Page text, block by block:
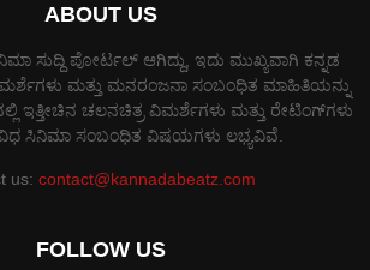
ABOUT US
ಸುದ್ದಿ ಪೋರ್ಟಲ್ ಆಗಿದ್ದು, ಇದು ಮುಖ್ಯವಾಗಿ ಕನ್ನಡ
ಮತ್ತು ಮನರಂಜನಾ ಸಂಬಂಧಿತ ಮಾಹಿತಿಯನ್ನು
ಇತ್ತೀಚಿನ ಚಲನಚಿತ್ರ ವಿಮರ್ಶೆಗಳು ಮತ್ತು ರೇಟಿಂಗ್‌ಗಳು
ಸಿನಿಮಾ ಸಂಬಂಧಿತ ವಿಷಯಗಳು ಲಭ್ಯವಿವೆ.
us: contact@kannadabeatz.com
FOLLOW US